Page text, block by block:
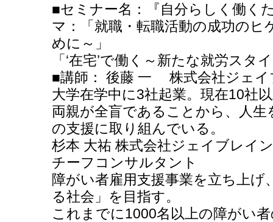
■セミナー名：『自分らしく働く
マ：「就職・転職活動の成功のヒ
めに～」
「‘在宅’で働く～新たな就労スタ
■講師： 後藤 一 株式会社ジェ
大学在学中に3社起業。現在10社
両親が全盲であることから、人
の支援に取り組んでいる。
杉本 大祐 株式会社ジェイブレイ
チーフコンサルタント
障がい者雇用支援事業を立ち上げ
る社会」を目指す。
これまでに1000名以上の障がい